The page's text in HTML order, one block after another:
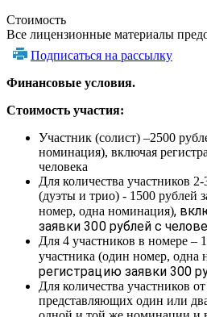
Стоимость
Все лицензионные материалы
Подписаться на рассылку
Финансовые условия.
Стоимость участия:
Участник (солист) –2500
номинация), включая
человека
Для количества участников
(дуэты и трио) - 1500 рублей
номер, одна номинация),
заявки 300 рублей с
Для 4 участников в номере –
участника (один номер, одна
регистрацию заявки 300
Для количества участников
представляющих один или